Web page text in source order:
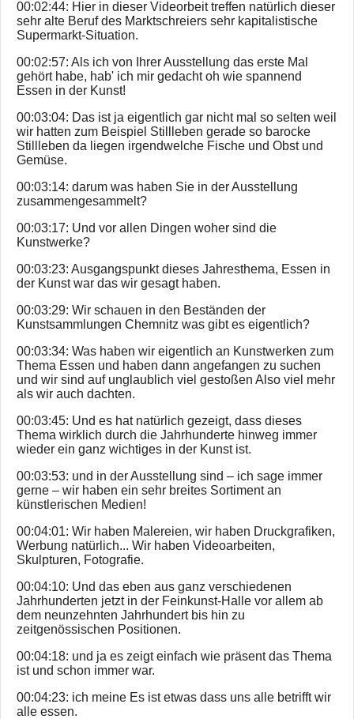
00:02:44: Hier in dieser Videorbeit treffen natürlich dieser
sehr alte Beruf des Marktschreiers sehr kapitalistische
Supermarkt-Situation.
00:02:57: Als ich von Ihrer Ausstellung das erste Mal
gehört habe, hab' ich mir gedacht oh wie spannend
Essen in der Kunst!
00:03:04: Das ist ja eigentlich gar nicht mal so selten weil
wir hatten zum Beispiel Stillleben gerade so barocke
Stillleben da liegen irgendwelche Fische und Obst und
Gemüse.
00:03:14: darum was haben Sie in der Ausstellung
zusammengesammelt?
00:03:17: Und vor allen Dingen woher sind die
Kunstwerke?
00:03:23: Ausgangspunkt dieses Jahresthema, Essen in
der Kunst war das wir gesagt haben.
00:03:29: Wir schauen in den Beständen der
Kunstsammlungen Chemnitz was gibt es eigentlich?
00:03:34: Was haben wir eigentlich an Kunstwerken zum
Thema Essen und haben dann angefangen zu suchen
und wir sind auf unglaublich viel gestoßen Also viel mehr
als wir auch dachten.
00:03:45: Und es hat natürlich gezeigt, dass dieses
Thema wirklich durch die Jahrhunderte hinweg immer
wieder ein ganz wichtiges in der Kunst ist.
00:03:53: und in der Ausstellung sind – ich sage immer
gerne – wir haben ein sehr breites Sortiment an
künstlerischen Medien!
00:04:01: Wir haben Malereien, wir haben Druckgrafiken,
Werbung natürlich... Wir haben Videoarbeiten,
Skulpturen, Fotografie.
00:04:10: Und das eben aus ganz verschiedenen
Jahrhunderten jetzt in der Feinkunst-Halle vor allem ab
dem neunzehnten Jahrhundert bis hin zu
zeitgenössischen Positionen.
00:04:18: und ja es zeigt einfach wie präsent das Thema
ist und schon immer war.
00:04:23: ich meine Es ist etwas dass uns alle betrifft wir
alle essen.